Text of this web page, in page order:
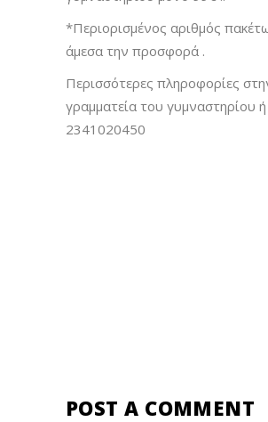
*Περιορισμένος αριθμός
άμεσα την προσφορά .
Περισσότερες πληροφορίες
γραμματεία του γυμναστηρίου
2341020450
POST A COMMENT